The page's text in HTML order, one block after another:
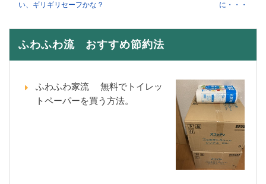
い、ギリギリセーフかな？
に・・・
ふわふわ流 おすすめ節約法
ふわふわ家流 無料でトイレッ
トペーパーを買う方法。